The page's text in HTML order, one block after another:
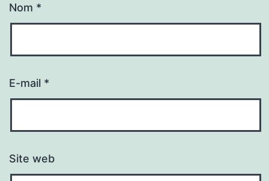
Nom *
E-mail *
Site web